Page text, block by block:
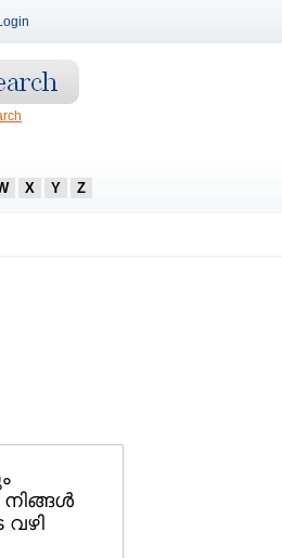
X Y Z
നിങ്ങള്‍